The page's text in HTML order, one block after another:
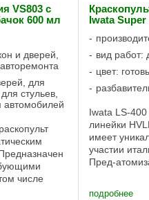
VS803 с
600 мл
и дверей,
для
стульев,
автомобилей
числе
LVLP
Iwata
вид работ:
цвет:
Iwata LS-400
линейки
имеет
участии
Пред-
подробнее